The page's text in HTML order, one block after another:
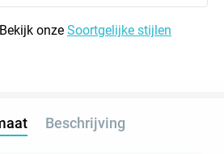
onze Soortgelijke stijlen
Beschrijving